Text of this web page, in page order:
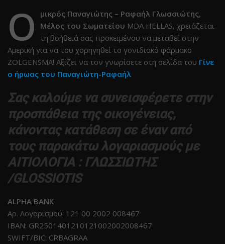
Ο
μικρός Παναγιώτης – Ραφαήλ Γλωσσιώτης,
Μέλος του Σωματείου MDA HELLAS, χρειάζεται
τη βοήθειά σας προκειμένου να μεταβεί στην
Αμερική για να του χορηγηθεί το γονιδιακό φάρμακο
ZOLGENSMA! Αξίζει να τον γνωρίσετε στη σελίδα του Γίνε
ο ήρωας του Παναγιώτη-Ραφαήλ
Σας καλούμε να συνεισφέρετε στην
προσπάθεια της οικογένειας,
κάνοντας κατάθεση σε έναν από
τους παρακάτω λογαριασμούς με
ΑΙΤΙΟΛΟΓΙΑ : ΓΛΩΣΣΙΩΤΗΣ
/GLOSSIOTIS
ALPHA BANK
Αρ. Λογαρισμού: 121 00 2002 008467
IBAΝ: GR2501401210121002002008467
SWIFT/BIC: CRBAGRAA